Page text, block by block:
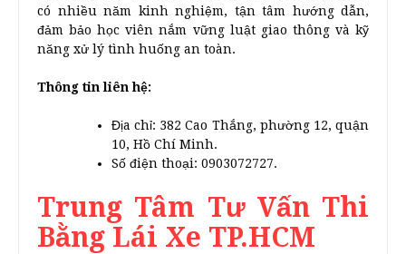
có nhiều năm kinh nghiệm, tận tâm hướng dẫn,
đảm bảo học viên nắm vững luật giao thông và kỹ
năng xử lý tình huống an toàn.
Thông tin liên hệ:
Địa chỉ: 382 Cao Thắng, phường 12, quận
10, Hồ Chí Minh.
Số điện thoại: 0903072727.
Trung Tâm Tư Vấn Thi
Bằng Lái Xe TP.HCM